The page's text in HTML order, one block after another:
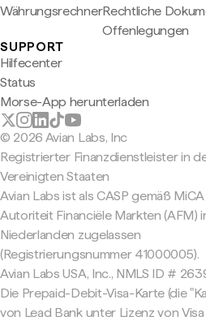
WährungsrechnerRechtliche
Offenlegungen
SUPPORT
Hilfecenter
Status
Morse-App herunterladen
© 2026 Avian Labs, Inc
Registrierter Finanzdienstleister in
Vereinigten Staaten
Avian Labs ist als CASP gemäß
Autoriteit Financiële Markten (AFM)
Niederlanden zugelassen
(Registrierungsnummer 41000005).
Avian Labs USA, Inc., NMLS ID #
Die Prepaid-Debit-Visa-Karte (die
von Lead Bank unter Lizenz von Visa